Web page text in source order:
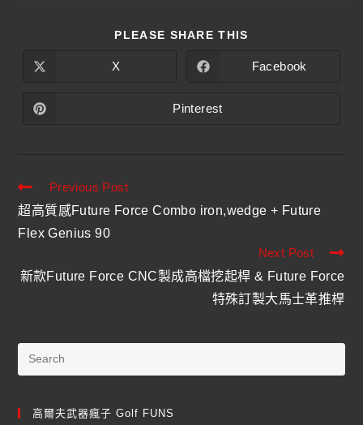
PLEASE SHARE THIS
X Facebook
Pinterest
Previous Post
超高質感Future Force Combo iron,wedge + Future
Flex Genius 90
Next Post
新款Future Force CNC製成高檔挖起桿 & Future Force
特殊訂製大馬士革推桿
高爾夫武器瘋子 Golf FUNS